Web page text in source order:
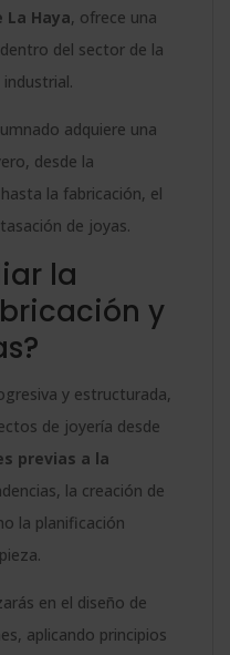
Haya, ofrece una
del sector de la
adquiere una
desde la
la fabricación, el
de joyas.
la
y
y estructurada,
de joyería desde
previas a la
la creación de
la planificación
en el diseño de
aplicando principios